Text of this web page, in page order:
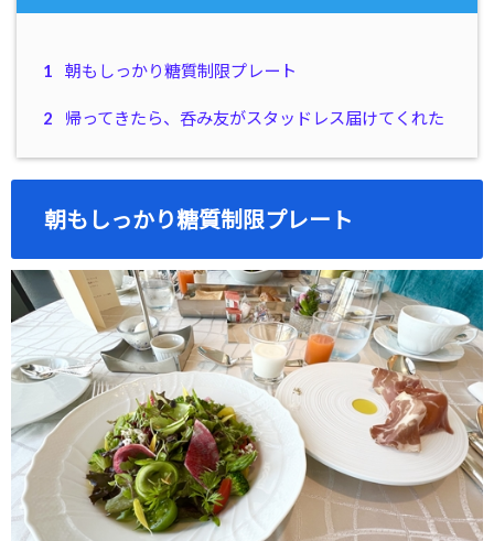
1 朝もしっかり糖質制限プレート
2 帰ってきたら、呑み友がスタッドレス届けてくれた
朝もしっかり糖質制限プレート